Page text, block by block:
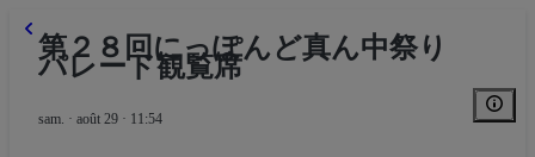
第２８回にっぽんど真ん中祭り
パレード観覧席
sam. · août 29 · 11:54